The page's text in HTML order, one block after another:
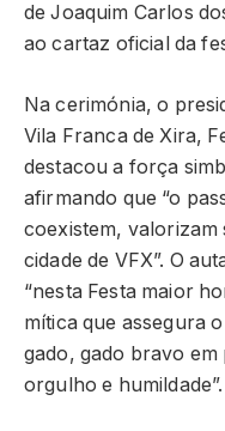
de Joaquim Carlos
ao cartaz oficial da
Na cerimónia, o
Vila Franca de Xira,
destacou a força
afirmando que “o
coexistem, valorizam
cidade de VFX”. O
“nesta Festa maior
mítica que assegura
gado, gado bravo
orgulho e humildade”.